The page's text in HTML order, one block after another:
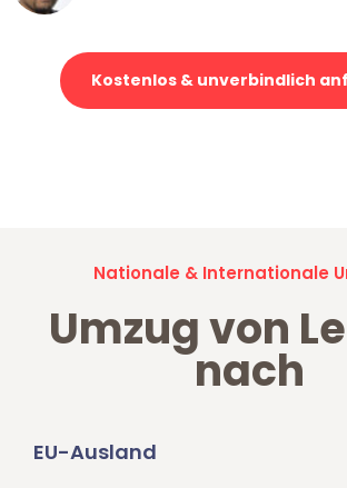
Kostenlos & unverbindlich
Nationale & Internationale
Umzug von
nach
EU-Ausland